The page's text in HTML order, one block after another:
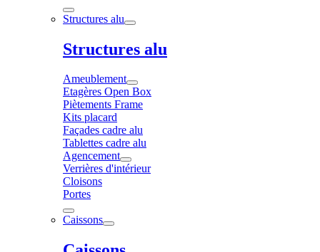
Structures alu
Structures alu
Ameublement
Etagères Open Box
Piètements Frame
Kits placard
Façades cadre alu
Tablettes cadre alu
Agencement
Verrières d'intérieur
Cloisons
Portes
Caissons